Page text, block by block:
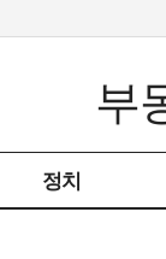
부
정치